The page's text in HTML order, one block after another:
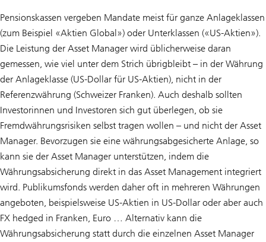
Pensionskassen vergeben Mandate meist für ganze Anlageklassen
(zum Beispiel «Aktien Global») oder Unterklassen («US-Aktien»).
Die Leistung der Asset Manager wird üblicherweise daran
gemessen, wie viel unter dem Strich übrigbleibt – in der Währung
der Anlageklasse (US-Dollar für US-Aktien), nicht in der
Referenzwährung (Schweizer Franken). Auch deshalb sollten
Investorinnen und Investoren sich gut überlegen, ob sie
Fremdwährungsrisiken selbst tragen wollen – und nicht der Asset
Manager. Bevorzugen sie eine währungsabgesicherte Anlage, so
kann sie der Asset Manager unterstützen, indem die
Währungsabsicherung direkt in das Asset Management integriert
wird. Publikumsfonds werden daher oft in mehreren Währungen
angeboten, beispielsweise US-Aktien in US-Dollar oder aber auch
FX hedged in Franken, Euro … Alternativ kann die
Währungsabsicherung statt durch die einzelnen Asset Manager